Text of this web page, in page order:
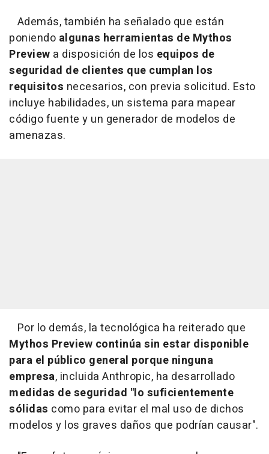
Además, también ha señalado que están
poniendo algunas herramientas de Mythos
Preview a disposición de los equipos de
seguridad de clientes que cumplan los
requisitos necesarios, con previa solicitud. Esto
incluye habilidades, un sistema para mapear
código fuente y un generador de modelos de
amenazas.
Por lo demás, la tecnológica ha reiterado que
Mythos Preview continúa sin estar disponible
para el público general porque ninguna
empresa, incluida Anthropic, ha desarrollado
medidas de seguridad "lo suficientemente
sólidas como para evitar el mal uso de dichos
modelos y los graves daños que podrían causar".